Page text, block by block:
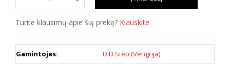
Turite klausimų apie šią prekę? Klauskite
Gamintojas: D.D.Step (Vengrija)